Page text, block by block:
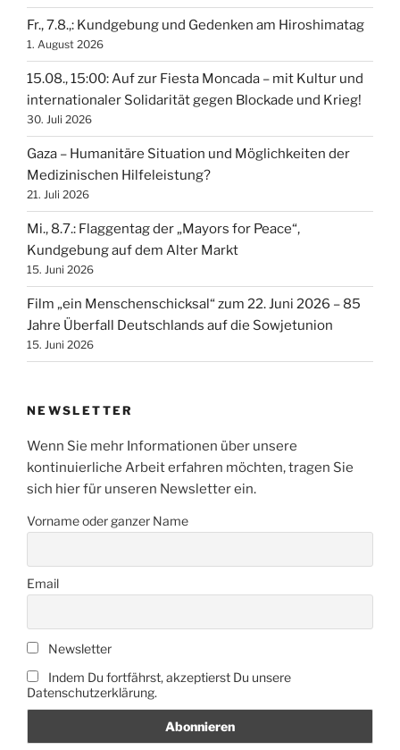
Fr., 7.8.,: Kundgebung und Gedenken am Hiroshimatag
1. August 2026
15.08., 15:00: Auf zur Fiesta Moncada – mit Kultur und
internationaler Solidarität gegen Blockade und Krieg!
30. Juli 2026
Gaza – Humanitäre Situation und Möglichkeiten der
Medizinischen Hilfeleistung?
21. Juli 2026
Mi., 8.7.: Flaggentag der „Mayors for Peace“,
Kundgebung auf dem Alter Markt
15. Juni 2026
Film „ein Menschenschicksal“ zum 22. Juni 2026 – 85
Jahre Überfall Deutschlands auf die Sowjetunion
15. Juni 2026
NEWSLETTER
Wenn Sie mehr Informationen über unsere
kontinuierliche Arbeit erfahren möchten, tragen Sie
sich hier für unseren Newsletter ein.
Vorname oder ganzer Name
Email
Newsletter
Indem Du fortfährst, akzeptierst Du unsere
Datenschutzerklärung.